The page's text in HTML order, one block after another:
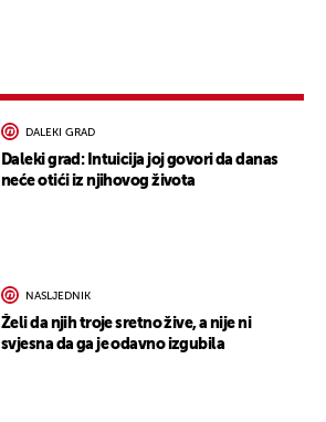
DALEKI GRAD
Daleki grad: Intuicija joj govori da danas
neće otići iz njihovog života
NASLJEDNIK
Želi da njih troje sretno žive, a nije ni
svjesna da ga je odavno izgubila